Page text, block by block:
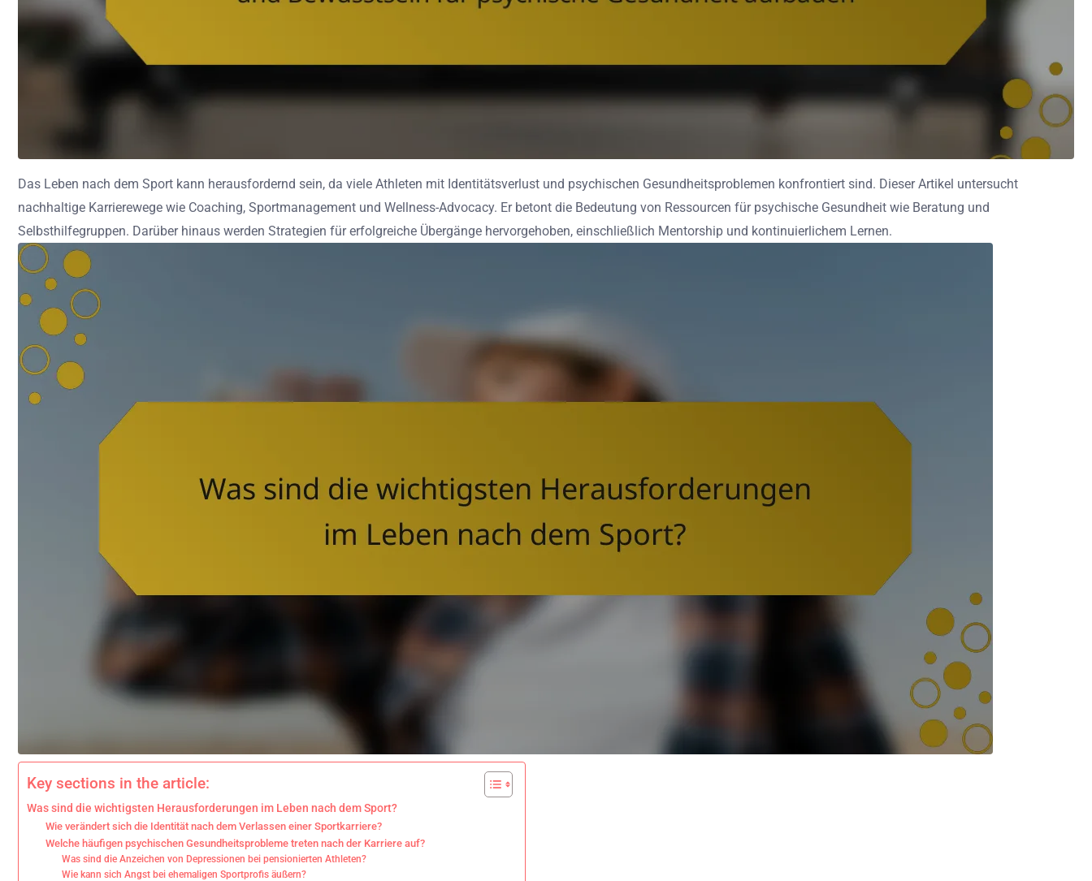
Das Leben nach dem Sport kann herausfordernd sein, da viele Athleten mit Identitätsverlust und psychischen Gesundheitsproblemen konfrontiert sind. Dieser Artikel untersucht
nachhaltige Karrierewege wie Coaching, Sportmanagement und Wellness-Advocacy. Er betont die Bedeutung von Ressourcen für psychische Gesundheit wie Beratung und
Selbsthilfegruppen. Darüber hinaus werden Strategien für erfolgreiche Übergänge hervorgehoben, einschließlich Mentorship und kontinuierlichem Lernen.
Key sections in the article:
Was sind die wichtigsten Herausforderungen im Leben nach dem Sport?
Wie verändert sich die Identität nach dem Verlassen einer Sportkarriere?
Welche häufigen psychischen Gesundheitsprobleme treten nach der Karriere auf?
Was sind die Anzeichen von Depressionen bei pensionierten Athleten?
Wie kann sich Angst bei ehemaligen Sportprofis äußern?